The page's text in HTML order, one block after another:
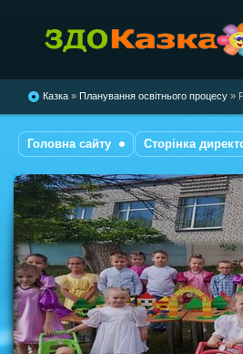
"Казка"
Казка » Планування освітнього процесу »
Головна сайту Сторінка